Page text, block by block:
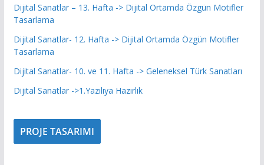
Dijital Sanatlar – 13. Hafta -> Dijital Ortamda Özgün Motifler
Tasarlama
Dijital Sanatlar- 12. Hafta -> Dijital Ortamda Özgün Motifler
Tasarlama
Dijital Sanatlar- 10. ve 11. Hafta -> Geleneksel Türk Sanatları
Dijital Sanatlar ->1.Yazılıya Hazırlık
PROJE TASARIMI